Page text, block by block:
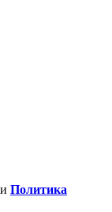
Политика